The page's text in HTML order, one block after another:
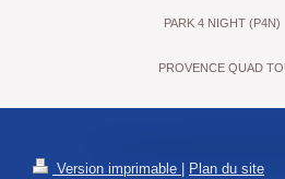
PARK 4 NIGHT (P4N)
PROVENCE QUAD
Version imprimable Plan du site